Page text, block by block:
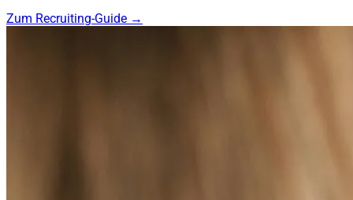
Zum Recruiting-Guide →